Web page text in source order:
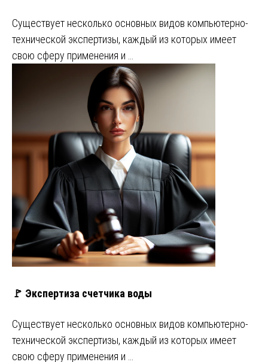
Существует несколько основных видов компьютерно-
технической экспертизы, каждый из которых имеет
свою сферу применения и …
🚩 Экспертиза счетчика воды
Существует несколько основных видов компьютерно-
технической экспертизы, каждый из которых имеет
свою сферу применения и …